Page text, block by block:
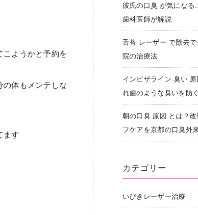
一般歯科・小児歯科 予防
こようかと予約を
の体もメンテしな
ます
彼氏の口臭 が気にな
歯科医師が解説
舌苔 レーザー で除去
院の治療法
インビザライン 臭い 原
れ歯のような臭いを防
朝の口臭 原因 とは？
フケアを京都の口臭外
カテゴリー
いびきレーザー治療